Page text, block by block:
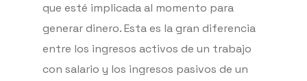
que esté implicada al momento para
generar dinero. Esta es la gran diferencia
entre los ingresos activos de un trabajo
con salario y los ingresos pasivos de un